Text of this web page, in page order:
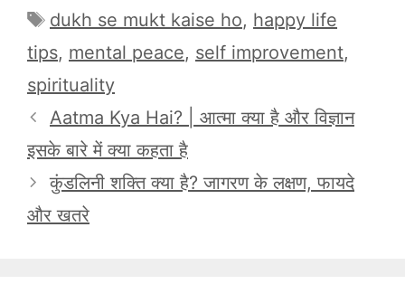
Tags
dukh se mukt kaise ho, happy life
tips, mental peace, self improvement,
spirituality
Aatma Kya Hai? | आत्मा क्या है और विज्ञान
इसके बारे में क्या कहता है
कुंडलिनी शक्ति क्या है? जागरण के लक्षण, फायदे
और खतरे